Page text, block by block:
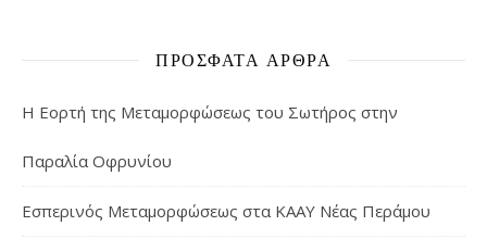
ΠΡΌΣΦΑΤΑ ΆΡΘΡΑ
Η Εορτή της Μεταμορφώσεως του Σωτήρος στην
Παραλία Οφρυνίου
Εσπερινός Μεταμορφώσεως στα ΚΑΑΥ Νέας Περάμου